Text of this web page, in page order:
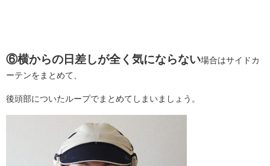
⑥横からの日差しが全く気にならない場合はサイドカ
ーテンをまとめて、
後頭部についたループでまとめてしまいましょう。